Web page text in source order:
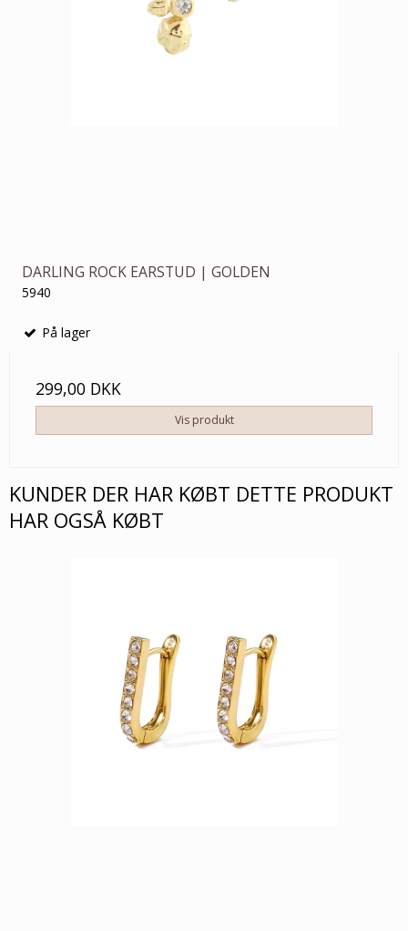
DARLING ROCK EARSTUD | GOLDEN
5940
På lager
299,00 DKK
Vis produkt
KUNDER DER HAR KØBT DETTE PRODUKT
HAR OGSÅ KØBT